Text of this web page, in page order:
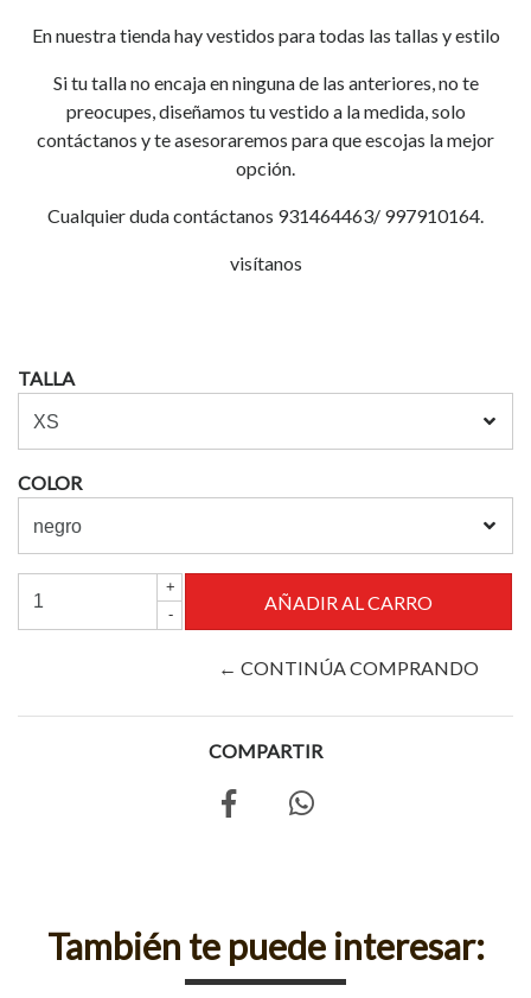
En nuestra tienda hay vestidos para todas las tallas y estilo
Si tu talla no encaja en ninguna de las anteriores, no te
preocupes, diseñamos tu vestido a la medida, solo
contáctanos y te asesoraremos para que escojas la mejor
opción.
Cualquier duda contáctanos 931464463/ 997910164.
visítanos
TALLA
COLOR
+
-
← CONTINÚA COMPRANDO
COMPARTIR
También te puede interesar: